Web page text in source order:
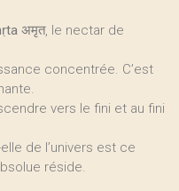
अमृत, le nectar de
concentrée. C’est
vers le fini et au fini
de l’univers est ce
réside.